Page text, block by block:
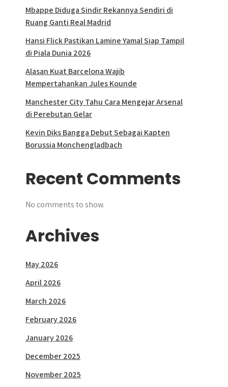
Mbappe Diduga Sindir Rekannya Sendiri di
Ruang Ganti Real Madrid
Hansi Flick Pastikan Lamine Yamal Siap Tampil
di Piala Dunia 2026
Alasan Kuat Barcelona Wajib
Mempertahankan Jules Kounde
Manchester City Tahu Cara Mengejar Arsenal
di Perebutan Gelar
Kevin Diks Bangga Debut Sebagai Kapten
Borussia Monchengladbach
Recent Comments
No comments to show.
Archives
May 2026
April 2026
March 2026
February 2026
January 2026
December 2025
November 2025